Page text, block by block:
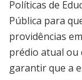
Políticas de
Pública para
providências
prédio atual ou
garantir que a